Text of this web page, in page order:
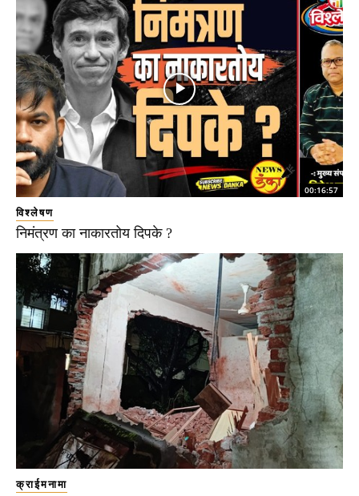
00:16:57
विश्लेषण
निमंत्रण का नाकारतोय दिपके ?
क्राईमनामा